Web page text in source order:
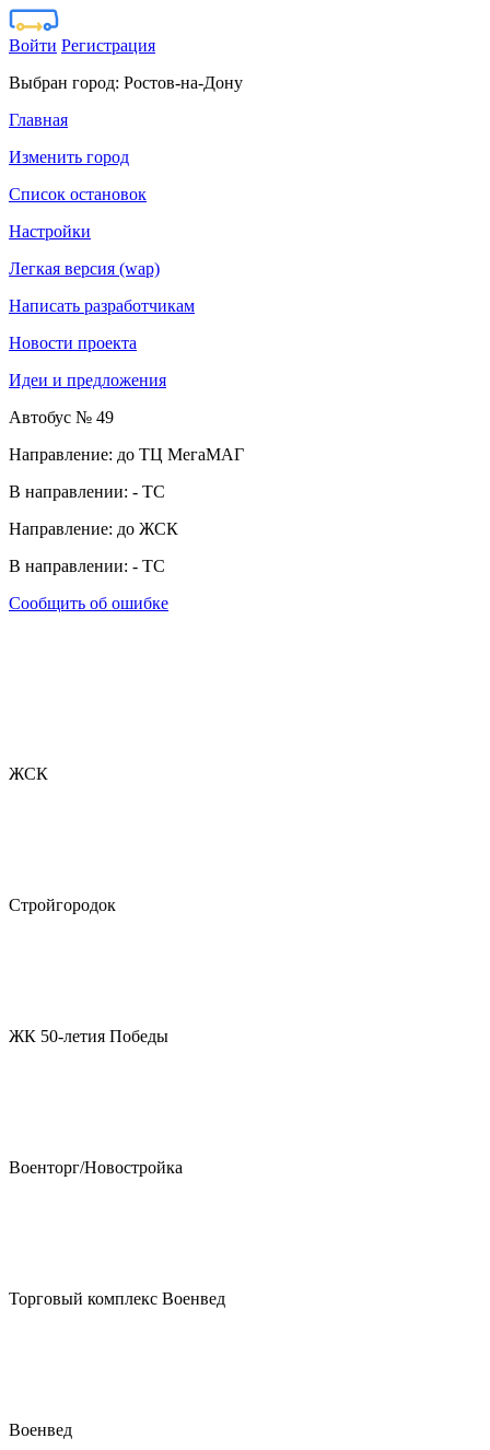
Войти Регистрация
Выбран город: Ростов-на-Дону
Главная
Изменить город
Список остановок
Настройки
Легкая версия (wap)
Написать разработчикам
Новости проекта
Идеи и предложения
Автобус № 49
Направление: до ТЦ МегаМАГ
В направлении: - ТС
Направление: до ЖСК
В направлении: - ТС
Сообщить об ошибке
ЖСК
Стройгородок
ЖК 50-летия Победы
Военторг/Новостройка
Торговый комплекс Военвед
Военвед